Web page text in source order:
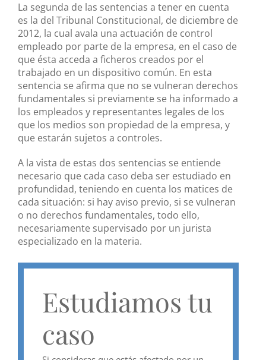
La segunda de las sentencias a tener en cuenta
es la del Tribunal Constitucional, de diciembre de
2012, la cual avala una actuación de control
empleado por parte de la empresa, en el caso de
que ésta acceda a ficheros creados por el
trabajado en un dispositivo común. En esta
sentencia se afirma que no se vulneran derechos
fundamentales si previamente se ha informado a
los empleados y representantes legales de los
que los medios son propiedad de la empresa, y
que estarán sujetos a controles.
A la vista de estas dos sentencias se entiende
necesario que cada caso deba ser estudiado en
profundidad, teniendo en cuenta los matices de
cada situación: si hay aviso previo, si se vulneran
o no derechos fundamentales, todo ello,
necesariamente supervisado por un jurista
especializado en la materia.
Estudiamos tu
caso